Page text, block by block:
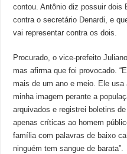
contou. Antônio diz possuir dois
contra o secretário Denardi, e
vai representar contra os dois.
Procurado, o vice-prefeito
mas afirma que foi provocado.
mais de um ano e meio. Ele
minha imagem perante a
arquivados e registrei boletins
apenas críticas ao homem
família com palavras de baixo
ninguém tem sangue de barata”.